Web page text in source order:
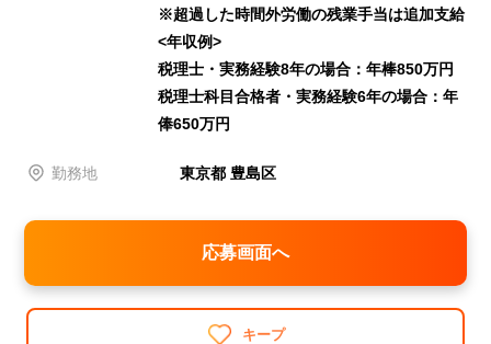
※超過した時間外労働の残業手当は追加支給
<年収例>
税理士・実務経験8年の場合：年棒850万円
税理士科目合格者・実務経験6年の場合：年
俸650万円
勤務地 東京都 豊島区
応募画面へ
キープ